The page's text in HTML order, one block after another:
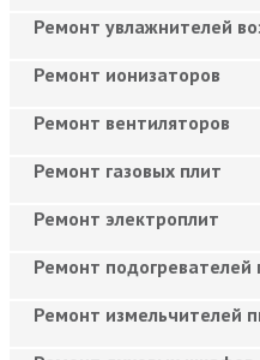
Ремонт увлажнителей
Ремонт ионизаторов
Ремонт вентиляторов
Ремонт газовых плит
Ремонт электроплит
Ремонт подогревателей
Ремонт измельчителей